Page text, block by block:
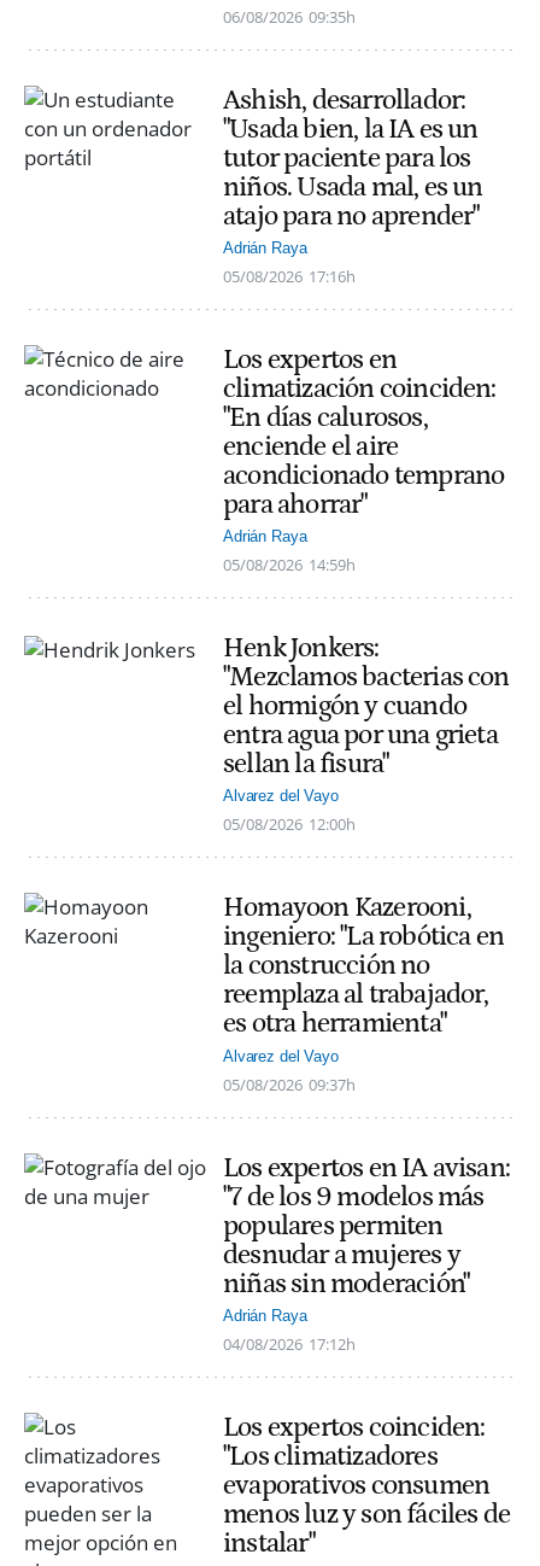
06/08/2026 09:35h
Ashish, desarrollador:
"Usada bien, la IA es un
tutor paciente para los
niños. Usada mal, es un
atajo para no aprender"
Adrián Raya
05/08/2026 17:16h
Los expertos en
climatización coinciden:
"En días calurosos,
enciende el aire
acondicionado temprano
para ahorrar"
Adrián Raya
05/08/2026 14:59h
Henk Jonkers:
"Mezclamos bacterias con
el hormigón y cuando
entra agua por una grieta
sellan la fisura"
Alvarez del Vayo
05/08/2026 12:00h
Homayoon Kazerooni,
ingeniero: "La robótica en
la construcción no
reemplaza al trabajador,
es otra herramienta"
Alvarez del Vayo
05/08/2026 09:37h
Los expertos en IA avisan:
"7 de los 9 modelos más
populares permiten
desnudar a mujeres y
niñas sin moderación"
Adrián Raya
04/08/2026 17:12h
Los expertos coinciden:
"Los climatizadores
evaporativos consumen
menos luz y son fáciles de
instalar"